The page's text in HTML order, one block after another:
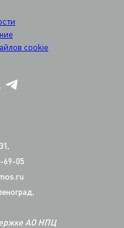
69-05
АО НПЦ
cookie